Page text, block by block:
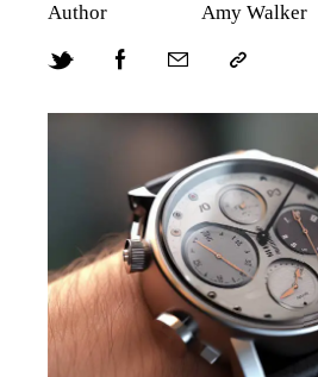
Author
Amy Walker